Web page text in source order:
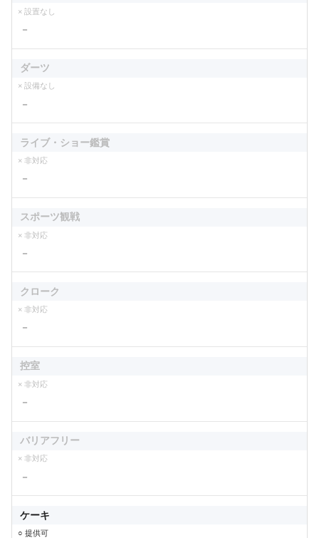
× 設置なし
－
ダーツ
× 設備なし
－
ライブ・ショー鑑賞
× 非対応
－
スポーツ観戦
× 非対応
－
クローク
× 非対応
－
控室
× 非対応
－
バリアフリー
× 非対応
－
ケーキ
○ 提供可